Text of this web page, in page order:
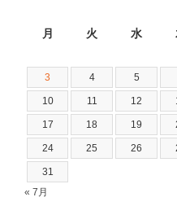
月 火 水
3 4 5
10 11 12
17 18 19
24 25 26
31
« 7月